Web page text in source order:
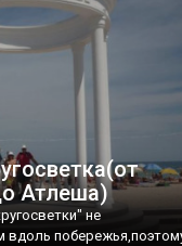
Атлеша)
не
вдоль